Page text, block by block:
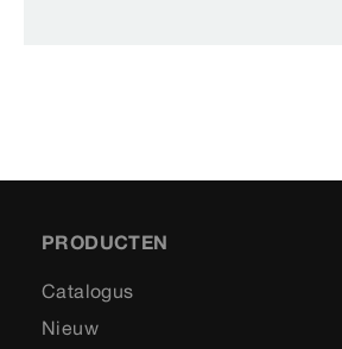
PRODUCTEN
Catalogus
Nieuw